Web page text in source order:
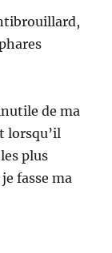
de ma
lorsqu’il
plus
fasse ma